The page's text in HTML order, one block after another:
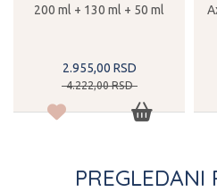
200 ml + 130 ml + 50 ml
2.955,00 RSD
4.222,00 RSD
PREGLEDANI